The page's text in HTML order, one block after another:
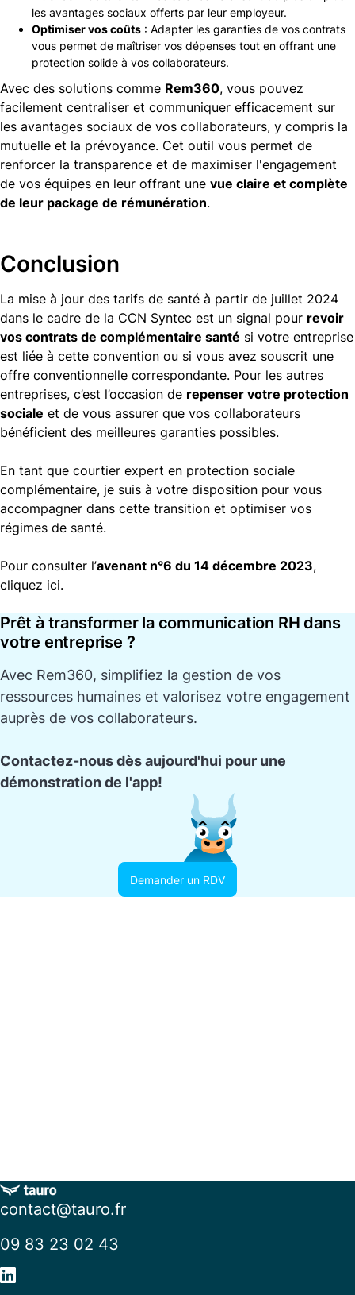
les avantages sociaux offerts par leur employeur.
Optimiser vos coûts : Adapter les garanties de vos contrats
vous permet de maîtriser vos dépenses tout en offrant une
protection solide à vos collaborateurs.
Avec des solutions comme Rem360, vous pouvez
facilement centraliser et communiquer efficacement sur
les avantages sociaux de vos collaborateurs, y compris la
mutuelle et la prévoyance. Cet outil vous permet de
renforcer la transparence et de maximiser l'engagement
de vos équipes en leur offrant une vue claire et complète
de leur package de rémunération.
Conclusion
La mise à jour des tarifs de santé à partir de juillet 2024
dans le cadre de la CCN Syntec est un signal pour revoir
vos contrats de complémentaire santé si votre entreprise
est liée à cette convention ou si vous avez souscrit une
offre conventionnelle correspondante. Pour les autres
entreprises, c’est l’occasion de repenser votre protection
sociale et de vous assurer que vos collaborateurs
bénéficient des meilleures garanties possibles.
En tant que courtier expert en protection sociale
complémentaire, je suis à votre disposition pour vous
accompagner dans cette transition et optimiser vos
régimes de santé.
Pour consulter l’avenant n°6 du 14 décembre 2023,
cliquez ici​.
Prêt à transformer la communication RH dans
votre entreprise ?
Avec Rem360, simplifiez la gestion de vos
ressources humaines et valorisez votre engagement
auprès de vos collaborateurs.
Contactez-nous dès aujourd'hui pour une
démonstration de l'app!
Demander un RDV
contact@tauro.fr
09 83 23 02 43